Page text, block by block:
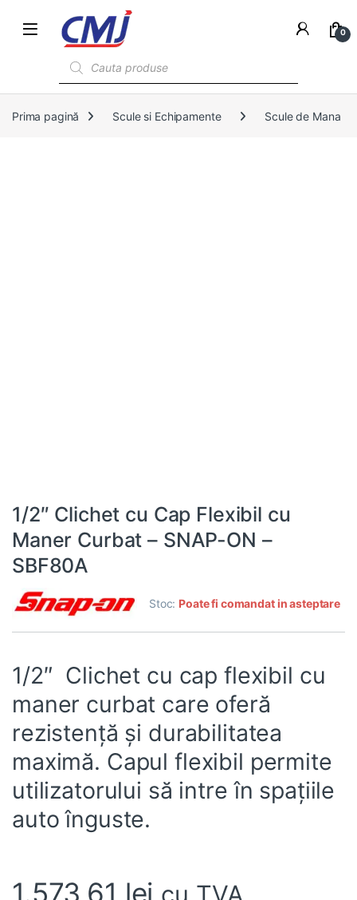
0
Prima pagină Scule si Echipamente Scule de Mana
1/2″ Clichet cu Cap Flexibil cu
Maner Curbat – SNAP-ON –
SBF80A
Stoc: Poate fi comandat in asteptare
1/2″ Clichet cu cap flexibil cu
maner curbat care oferă
rezistență și durabilitatea
maximă. Capul flexibil permite
utilizatorului să intre în spațiile
auto înguste.
1.573,61 lei cu TVA